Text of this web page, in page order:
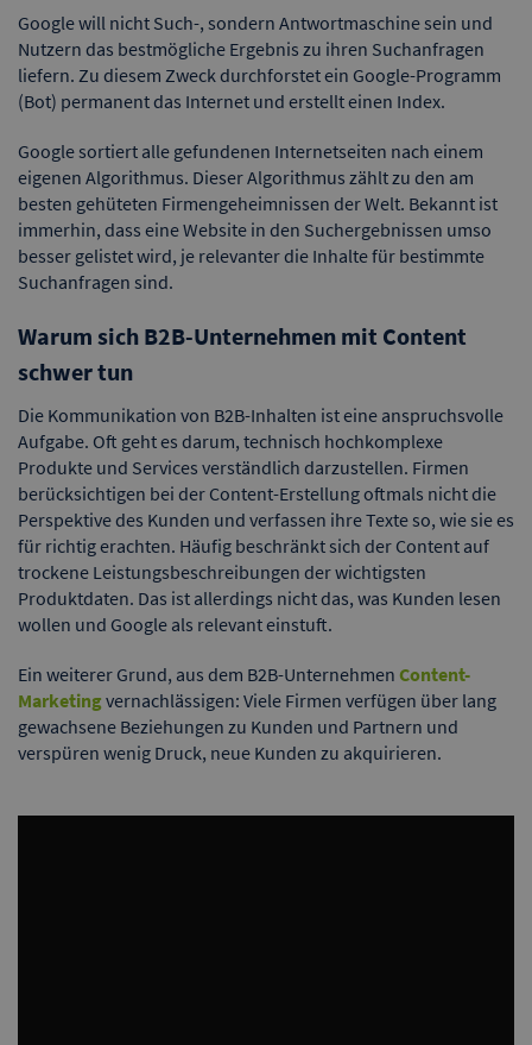
Google will nicht Such-, sondern Antwortmaschine sein und
Nutzern das bestmögliche Ergebnis zu ihren Suchanfragen
liefern. Zu diesem Zweck durchforstet ein Google-Programm
(Bot) permanent das Internet und erstellt einen Index.
Google sortiert alle gefundenen Internetseiten nach einem
eigenen Algorithmus. Dieser Algorithmus zählt zu den am
besten gehüteten Firmengeheimnissen der Welt. Bekannt ist
immerhin, dass eine Website in den Suchergebnissen umso
besser gelistet wird, je relevanter die Inhalte für bestimmte
Suchanfragen sind.
Warum sich B2B-Unternehmen mit Content
schwer tun
Die Kommunikation von B2B-Inhalten ist eine anspruchsvolle
Aufgabe. Oft geht es darum, technisch hochkomplexe
Produkte und Services verständlich darzustellen. Firmen
berücksichtigen bei der Content-Erstellung oftmals nicht die
Perspektive des Kunden und verfassen ihre Texte so, wie sie es
für richtig erachten. Häufig beschränkt sich der Content auf
trockene Leistungsbeschreibungen der wichtigsten
Produktdaten. Das ist allerdings nicht das, was Kunden lesen
wollen und Google als relevant einstuft.
Ein weiterer Grund, aus dem B2B-Unternehmen Content-
Marketing vernachlässigen: Viele Firmen verfügen über lang
gewachsene Beziehungen zu Kunden und Partnern und
verspüren wenig Druck, neue Kunden zu akquirieren.